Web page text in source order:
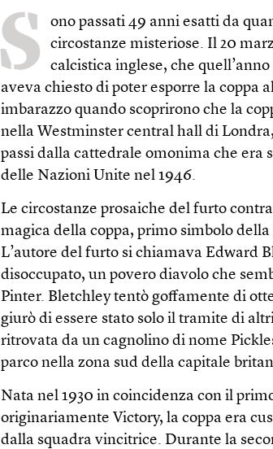
S
ono passati 49 anni esatti da
circostanze misteriose. Il 20
calcistica inglese, che
aveva chiesto di poter esporre la coppa
imbarazzo quando scoprirono che la
nella Westminster central hall di
passi dalla cattedrale omonima che era
delle Nazioni Unite nel 1946.
Le circostanze prosaiche del furto
magica della coppa, primo simbolo
L’autore del furto si chiamava Edward
disoccupato, un povero diavolo che
Pinter. Bletchley tentò goffamente di
giurò di essere stato solo il tramite di
ritrovata da un cagnolino di nome
parco nella zona sud della capitale
Nata nel 1930 in coincidenza con il
originariamente Victory, la coppa era
dalla squadra vincitrice. Durante la